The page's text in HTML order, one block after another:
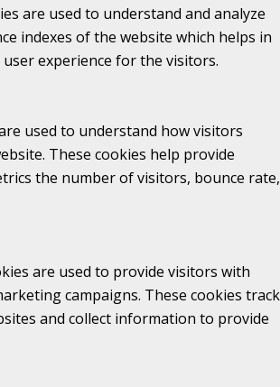
are used to understand and analyze
indexes of the website which helps in
experience for the visitors.
used to understand how visitors
These cookies help provide
the number of visitors, bounce rate,
are used to provide visitors with
campaigns. These cookies track
and collect information to provide